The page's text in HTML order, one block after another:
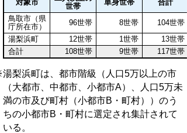
対象市
世帯
単身世帯
合計
鳥取市（県
庁所在市）
96世帯 8世帯
104世帯
湯梨浜町
12世帯 1世帯
13世帯
合計
108世帯 9世帯 117世帯
梨浜町は、都市階級（人口5万以上の市
（大都市、中都市、小都市A）、人口5万未
満の市及び町村（小都市B・町村））のう
ちの小都市B・町村に選定され集計されて
いる。